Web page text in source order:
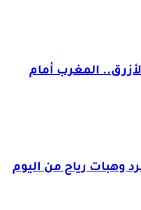
المغرب أمام
وهبات رياح من اليوم